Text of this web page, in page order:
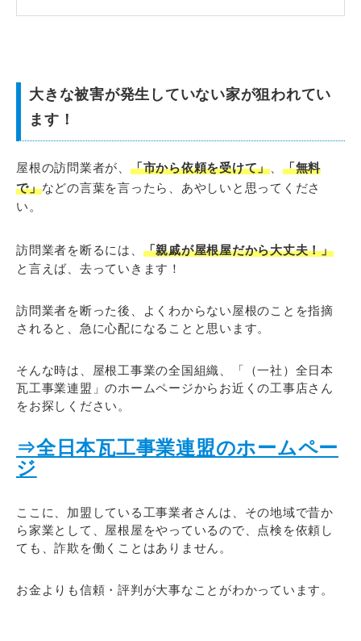
大きな被害が発生していない家が狙われてい
ます！
屋根の訪問業者が、 「市から依頼を受けて」
「無料
で」などの言葉を言ったら、あやしいと思ってくださ
い。
訪問業者を断るには、 「親戚が屋根屋だから大丈夫！」
と言えば、去っていきます！
訪問業者を断った後、よくわからない屋根のことを指摘
されると、急に心配になることと思います。
そんな時は、屋根工事業の全国組織、「（一社）全日本
瓦工事業連盟」のホームページからお近くの工事店さん
をお探しください。
⇒全日本瓦工事業連盟のホームペー
ジ
ここに、加盟している工事業者さんは、その地域で昔か
ら家業として、屋根屋をやっているので、点検を依頼し
ても、詐欺を働くことはありません。
お金よりも信頼・評判が大事なことがわかっています。